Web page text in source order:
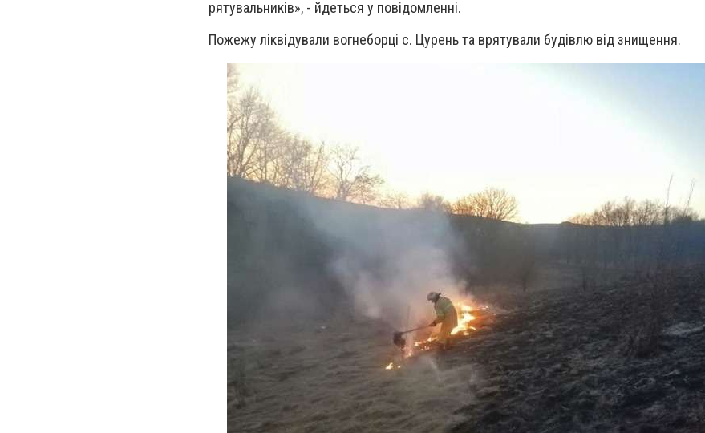
рятувальників», - йдеться у повідомленні.
Пожежу ліквідували вогнеборці с. Цурень та врятували будівлю від знищення.